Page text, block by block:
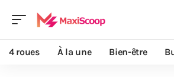
4 roues À la une Bien-être